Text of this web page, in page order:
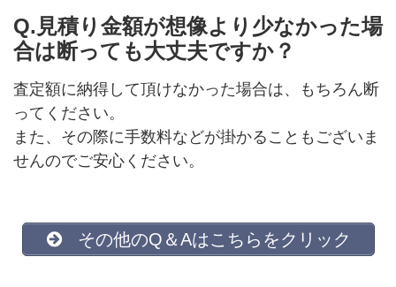
Q.見積り金額が想像より少なかった場
合は断っても大丈夫ですか？
査定額に納得して頂けなかった場合は、もちろん断
ってください。
また、その際に手数料などが掛かることもございま
せんのでご安心ください。
その他のQ＆Aはこちらをクリック